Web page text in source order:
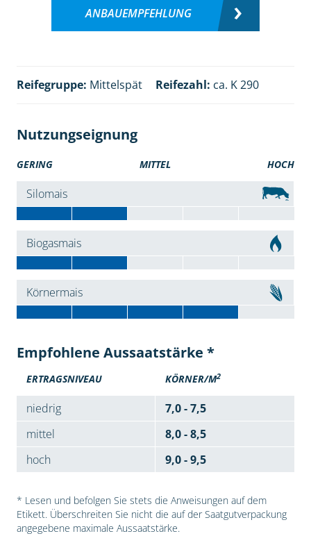
ANBAUEMPFEHLUNG
Reifegruppe: Mittelspät Reifezahl: ca. K 290
Nutzungseignung
GERING MITTEL HOCH
Silomais
Biogasmais
Körnermais
Empfohlene Aussaatstärke *
ERTRAGSNIVEAU KÖRNER/M2
niedrig
7,0 - 7,5
mittel
8,0 - 8,5
hoch
9,0 - 9,5
* Lesen und befolgen Sie stets die Anweisungen auf dem
Etikett. Überschreiten Sie nicht die auf der Saatgutverpackung
angegebene maximale Aussaatstärke.